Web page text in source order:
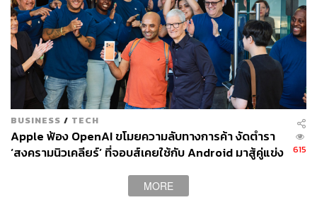
ยังไม่นับเรื่องคนโวยวายว่าหายง่ายเหลือเกิน (ผู้เขียนก็เคยมี
ประสบการณ์ตรงที่คิดว่าทำหูฟังหายเหลือแต่เคส ที่ไหนได้ตก
ซอกข้างเตียง!) ด้วยขนาดที่เล็กของมัน
แต่จากวันแรกจนถึงวันนี้ AirPods กลายเป็นอุปกรณ์ใน
ประเภท Wearables ที่ขายดีที่สุดในโลก
Apple ไม่เคยเปิดเผยยอดขายของ AirPods ออกมา แต่มีการ
ประเมินจาก IDC และ Bloomberg Intelligence ว่า AirPods
นั้นเป็นสินค้าที่มียอดจำหน่ายเติบโตเร็วที่สุดของบริษัท
ขณะที่ Piper Sandler Cos ธนาคารเพื่อการลงทุน มีการ
BUSINESS / TECH
Apple ฟ้อง OpenAI ขโมยความลับทางการค้า งัดตำรา
‘สงครามนิวเคลียร์’ ที่จอบส์เคยใช้กับ Android มาสู้คู่แข่ง
615
MORE